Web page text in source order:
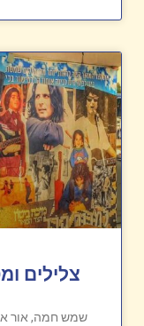
צלילים
שמש חמה, אור